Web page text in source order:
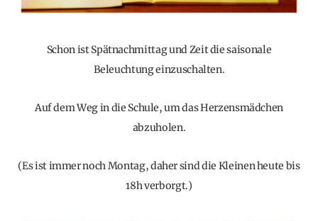
Schon ist Spätnachmittag und Zeit die saisonale
Beleuchtung einzuschalten.
Auf dem Weg in die Schule, um das Herzensmädchen
abzuholen.
(Es ist immer noch Montag, daher sind die Kleinen heute bis
18h verborgt.)